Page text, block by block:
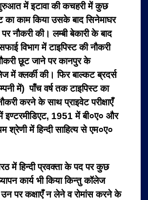
में इटावा की कचहरी में कुछ
का काम किया उसके बाद सिनेमाघर
नौकरी की। लम्बी बेकारी के बाद
विभाग में टाइपिस्ट की नौकरी
छूट जाने पर कानपुर के
में क्लर्की की। फिर बाल्कट ब्रदर्स
में) पाँच वर्ष तक टाइपिस्ट का
करने के साथ प्राइवेट परीक्षाएँ
1951 में बी०ए० और
श्रेणी में हिन्दी साहित्य से एम०ए०
में हिन्दी प्रवक्ता के पद पर कुछ
कार्य भी किया किन्तु कॉलेज
उन पर कक्षाएँ न लेने व रोमांस करने के